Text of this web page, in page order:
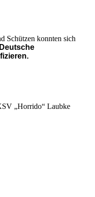
Schützen konnten sich
Deutsche
„Horrido“ Laubke